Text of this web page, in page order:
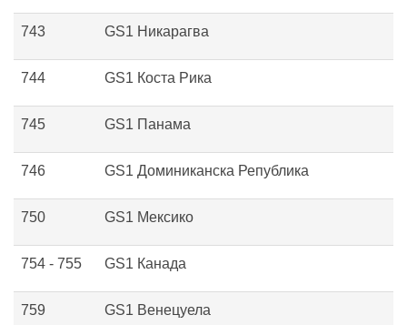
743 GS1 Никарагва
744 GS1 Коста Рика
745 GS1 Панама
746 GS1 Доминиканска Република
750 GS1 Мексико
754 - 755 GS1 Канада
759 GS1 Венецуела